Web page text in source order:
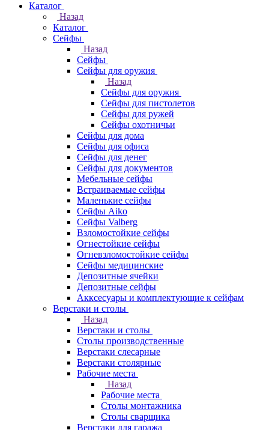
Каталог
Назад
Каталог
Cейфы
Назад
Cейфы
Cейфы для оружия
Назад
Cейфы для оружия
Сейфы для пистолетов
Сейфы для ружей
Сейфы охотничьи
Cейфы для дома
Cейфы для офиса
Сейфы для денег
Сейфы для документов
Мебельные сейфы
Встраиваемые сейфы
Маленькие сейфы
Сейфы Aiko
Сейфы Valberg
Взломостойкие сейфы
Огнестойкие сейфы
Огневзломостойкие сейфы
Сейфы медицинские
Депозитные ячейки
Депозитные сейфы
Акксесуары и комплектующие к сейфам
Верстаки и столы
Назад
Верстаки и столы
Столы производственные
Верстаки слесарные
Верстаки столярные
Рабочие места
Назад
Рабочие места
Столы монтажника
Столы сварщика
Верстаки для гаража